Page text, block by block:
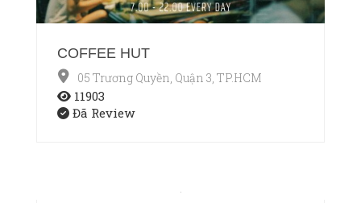
COFFEE HUT
05 Trương Quyền, Quận 3, TP.HCM
11903
Đã Review